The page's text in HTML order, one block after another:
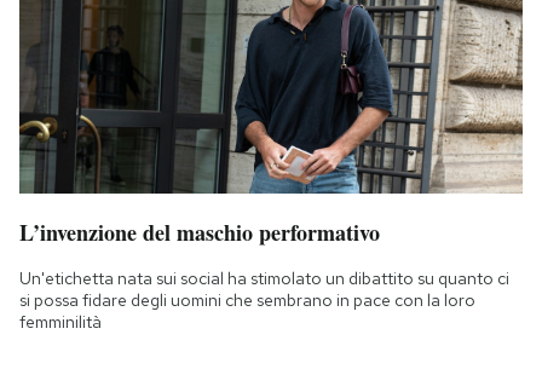
L’invenzione del maschio performativo
Un'etichetta nata sui social ha stimolato un dibattito su quanto ci
si possa fidare degli uomini che sembrano in pace con la loro
femminilità